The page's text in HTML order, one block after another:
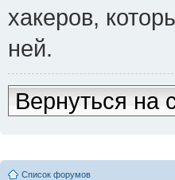
хакеров,
ней.
Вернуться на
Список форумов